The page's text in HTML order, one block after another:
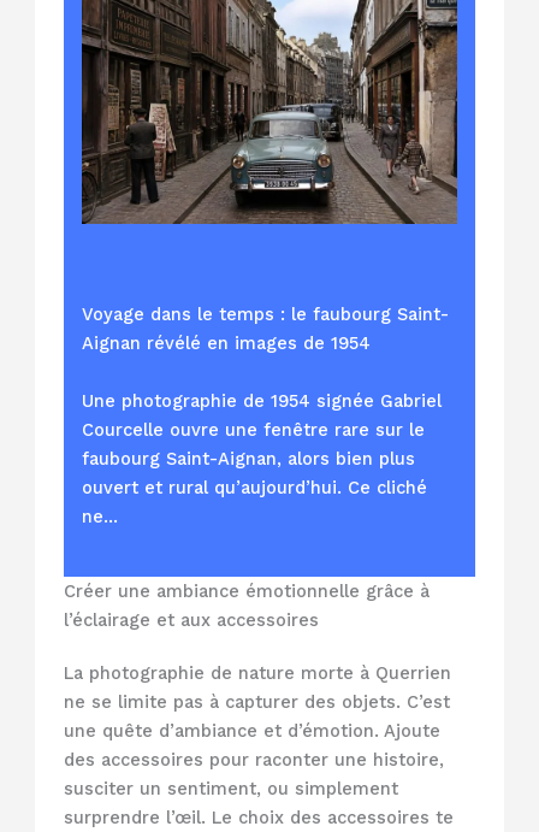
Voyage dans le temps : le faubourg Saint-
Aignan révélé en images de 1954
Une photographie de 1954 signée Gabriel
Courcelle ouvre une fenêtre rare sur le
faubourg Saint-Aignan, alors bien plus
ouvert et rural qu’aujourd’hui. Ce cliché
ne…
Créer une ambiance émotionnelle grâce à
l’éclairage et aux accessoires
La photographie de nature morte à Querrien
ne se limite pas à capturer des objets. C’est
une quête d’ambiance et d’émotion. Ajoute
des accessoires pour raconter une histoire,
susciter un sentiment, ou simplement
surprendre l’œil. Le choix des accessoires te